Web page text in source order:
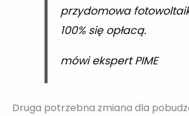
przydomowa
100% się opłacą.
mówi ekspert PIME
Druga potrzebna zmiana dla